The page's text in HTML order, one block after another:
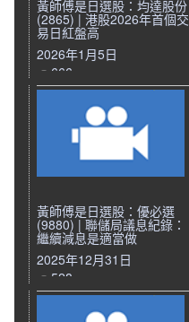
黃師傅是日選股：均達股份
(2865) | 港股2026年首個交
易日紅盤高
2026年1月5日
666
黃師傅是日選股：優必選
(9880) | 聯儲局議息紀錄：
繼續減息是適當做
2025年12月31日
528